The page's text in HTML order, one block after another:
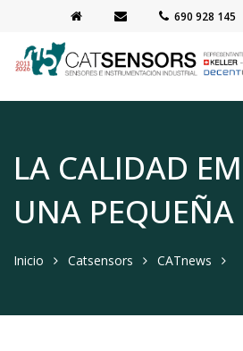
‭690 928 145‬
LA CALIDAD
UNA PEQUEÑA
Inicio Catsensors CATnews